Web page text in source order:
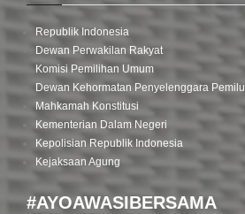
Republik Indonesia
Dewan Perwakilan Rakyat
Komisi Pemilihan Umum
Dewan Kehormatan Penyelenggara Pemilu
Mahkamah Konstitusi
Kementerian Dalam Negeri
Kepolisian Republik Indonesia
Kejaksaan Agung
#AYOAWASIBERSAMA